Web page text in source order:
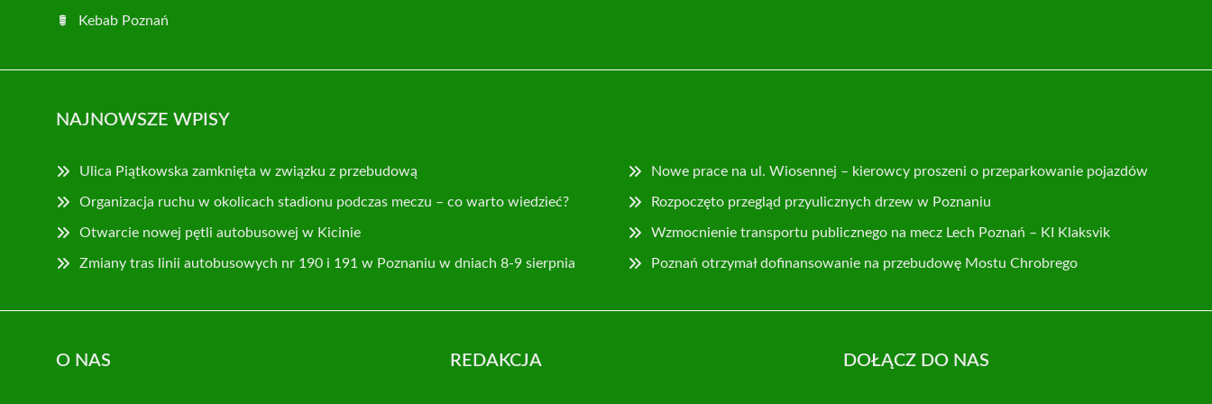
Kebab Poznań
NAJNOWSZE WPISY
Ulica Piątkowska zamknięta w związku z przebudową Nowe prace na ul. Wiosennej – kierowcy proszeni o przeparkowanie pojazdów
Organizacja ruchu w okolicach stadionu podczas meczu – co warto wiedzieć? Rozpoczęto przegląd przyulicznych drzew w Poznaniu
Otwarcie nowej pętli autobusowej w Kicinie Wzmocnienie transportu publicznego na mecz Lech Poznań – KI Klaksvik
Zmiany tras linii autobusowych nr 190 i 191 w Poznaniu w dniach 8-9 sierpnia Poznań otrzymał dofinansowanie na przebudowę Mostu Chrobrego
O NAS REDAKCJA DOŁĄCZ DO NAS